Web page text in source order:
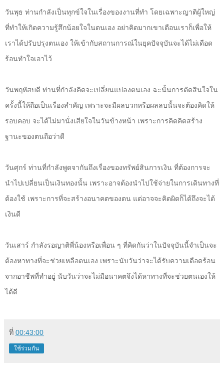
วันพุธ ท่านกำลังเป็นทุกข์ใจในเรื่องของงานที่ทำ โดยเฉพาะญาติผู้ใหญ่
ที่ทำให้เกิดความรู้สึกน้อยใจในตนเอง อย่าคิดมากเขาเตือนเราก็เพื่อให้
เราได้ปรับปรุงตนเอง ให้เข้ากับสถานการณ์ในยุคปัจจุบันจะได้ไม่เดือด
ร้อนทำใจเอาไว้
วันพฤหัสบดี ท่านที่กำลังคิดจะเปลี่ยนแปลงตนเอง ฉะนั้นการตัดสินใจใน
ครั้งนี้ให้ถือเป็นเรื่องสำคัญ เพราะจะมีผลบวกหรือผลลบนั้นจะต้องคิดให้
รอบคอบ จะได้ไม่มานั่งเสียใจในวันข้างหน้า เพราะการคิดคิดสร้าง
ฐานะของตนถือว่าดี
วันศุกร์ ท่านที่กำลังพูดจากันถึงเรื่องของทรัพย์สินการเงิน ที่ต้องการจะ
นำไปเปลี่ยนเป็นเงินทองนั้น เพราะอาจต้องนำไปใช้จ่ายในการเดินทางที่
ต้องใช้ เพราะการที่จะสร้างอนาคตของตน แต่อาจจะคิดผิดก็ได้ถึงจะได้
เงินดี
วันเสาร์ กำลังรอญาติพี่น้องหรือเพื่อน ๆ ที่คิดกันว่าในปัจจุบันนี้จำเป็นจะ
ต้องหาทางที่จะช่วยเหลือตนเอง เพราะนับวันว่าจะได้รับความเดือดร้อน
จากอาชีพที่ทำอยู่ นับวันว่าจะไม่มีอนาคตจึงได้หาทางที่จะช่วยตนเองให้
ได้ดี
ที่ 00:43:00
ใช้ร่วมกัน